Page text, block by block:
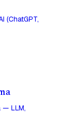
(ChatGPT,
— LLM,